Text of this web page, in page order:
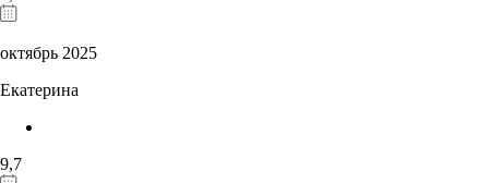
октябрь 2025
Екатерина
9,7